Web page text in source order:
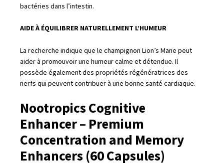
bactéries dans l’intestin.
AIDE À ÉQUILIBRER NATURELLEMENT L’HUMEUR
La recherche indique que le champignon Lion’s Mane peut
aider à promouvoir une humeur calme et détendue. Il
possède également des propriétés régénératrices des
nerfs qui peuvent contribuer à une bonne santé cardiaque.
Nootropics Cognitive
Enhancer – Premium
Concentration and Memory
Enhancers (60 Capsules)